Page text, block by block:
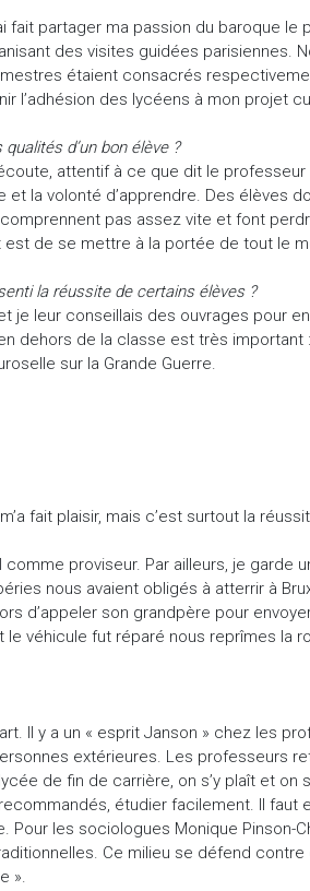
fait partager ma passion du baroque
des visites guidées parisiennes.
étaient consacrés
l’adhésion des lycéens à mon projet
d’un bon élève ?
attentif à ce que dit le
et la volonté d’apprendre. Des élèves
pas assez vite et font
est de se mettre à la portée de tout le
la réussite de certains élèves ?
je leur conseillais des ouvrages pour
dehors de la classe est très important
sur la Grande Guerre.
fait plaisir, mais c’est surtout la
proviseur. Par ailleurs, je
nous avaient obligés à atterrir à
d’appeler son grandpère pour
véhicule fut réparé nous reprîmes la
Il y a un « esprit Janson » chez les
extérieures. Les professeurs
de fin de carrière, on s’y plaît et
étudier facilement. Il
les sociologues Monique Pinson-
Ce milieu se défend
».